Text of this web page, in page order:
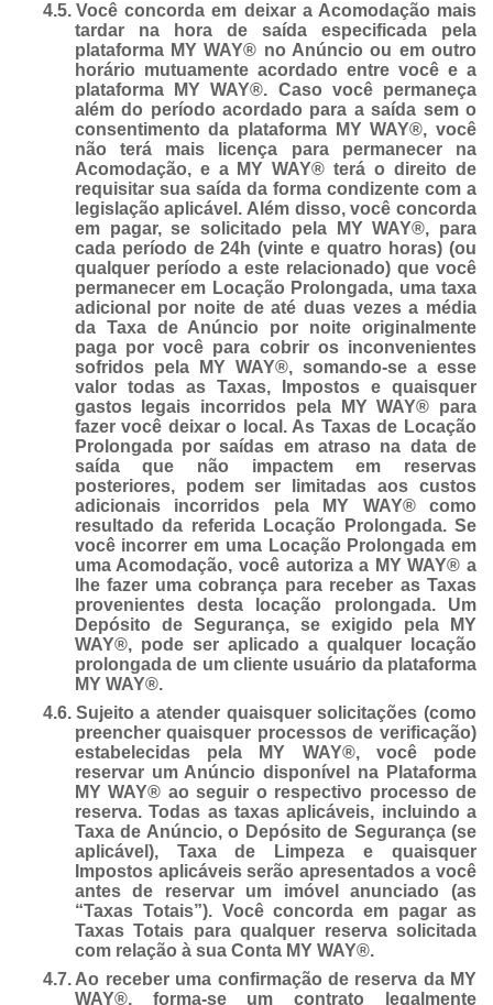
4.5. Você concorda em deixar a Acomodação mais
tardar na hora de saída especificada pela
plataforma MY WAY® no Anúncio ou em outro
horário mutuamente acordado entre você e a
plataforma MY WAY®. Caso você permaneça
além do período acordado para a saída sem o
consentimento da plataforma MY WAY®, você
não terá mais licença para permanecer na
Acomodação, e a MY WAY® terá o direito de
requisitar sua saída da forma condizente com a
legislação aplicável. Além disso, você concorda
em pagar, se solicitado pela MY WAY®, para
cada período de 24h (vinte e quatro horas) (ou
qualquer período a este relacionado) que você
permanecer em Locação Prolongada, uma taxa
adicional por noite de até duas vezes a média
da Taxa de Anúncio por noite originalmente
paga por você para cobrir os inconvenientes
sofridos pela MY WAY®, somando-se a esse
valor todas as Taxas, Impostos e quaisquer
gastos legais incorridos pela MY WAY® para
fazer você deixar o local. As Taxas de Locação
Prolongada por saídas em atraso na data de
saída que não impactem em reservas
posteriores, podem ser limitadas aos custos
adicionais incorridos pela MY WAY® como
resultado da referida Locação Prolongada. Se
você incorrer em uma Locação Prolongada em
uma Acomodação, você autoriza a MY WAY® a
lhe fazer uma cobrança para receber as Taxas
provenientes desta locação prolongada. Um
Depósito de Segurança, se exigido pela MY
WAY®, pode ser aplicado a qualquer locação
prolongada de um cliente usuário da plataforma
MY WAY®.
4.6. Sujeito a atender quaisquer solicitações (como
preencher quaisquer processos de verificação)
estabelecidas pela MY WAY®, você pode
reservar um Anúncio disponível na Plataforma
MY WAY® ao seguir o respectivo processo de
reserva. Todas as taxas aplicáveis, incluindo a
Taxa de Anúncio, o Depósito de Segurança (se
aplicável), Taxa de Limpeza e quaisquer
Impostos aplicáveis serão apresentados a você
antes de reservar um imóvel anunciado (as
“Taxas Totais”). Você concorda em pagar as
Taxas Totais para qualquer reserva solicitada
com relação à sua Conta MY WAY®.
4.7. Ao receber uma confirmação de reserva da MY
WAY®, forma-se um contrato legalmente